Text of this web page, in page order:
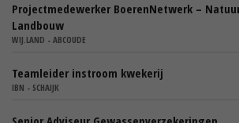
Projectmedewerker BoerenNetwerk –
Landbouw
WIJ.LAND - ABCOUDE
Teamleider instroom kwekerij
IBN - SCHAIJK